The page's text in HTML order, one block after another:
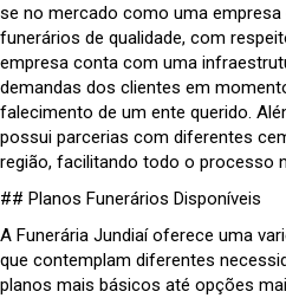
se no mercado como uma
funerários de qualidade, com
empresa conta com uma
demandas dos clientes em
falecimento de um ente querido.
possui parcerias com diferentes
região, facilitando todo o processo
## Planos Funerários Disponíveis
A Funerária Jundiaí oferece uma
que contemplam diferentes
planos mais básicos até opções